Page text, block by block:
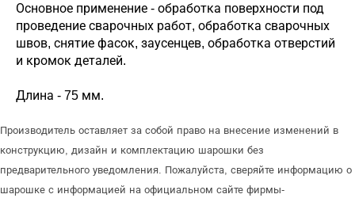
Основное применение - обработка поверхности под
проведение сварочных работ, обработка сварочных
швов, снятие фасок, заусенцев, обработка отверстий
и кромок деталей.
Длина - 75 мм.
Производитель оставляет за собой право на внесение изменений в
конструкцию, дизайн и комплектацию шарошки без
предварительного уведомления. Пожалуйста, сверяйте информацию о
шарошке с информацией на официальном сайте фирмы-